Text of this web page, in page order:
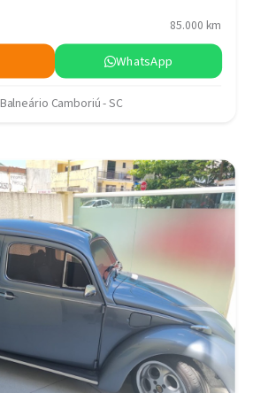
85.000 km
WhatsApp
Balneário Camboriú - SC